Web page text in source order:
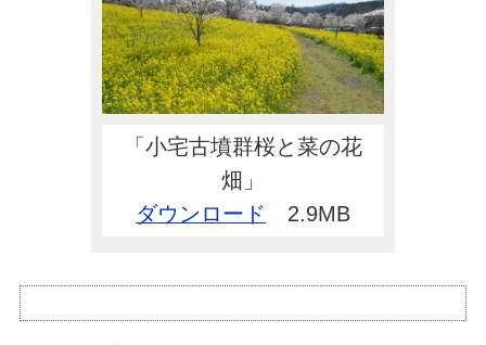
「小宅古墳群桜と菜の花
畑」
ダウンロード 2.9MB